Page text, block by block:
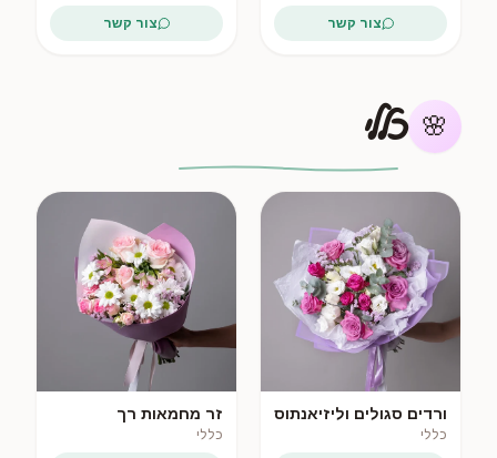
צור קשר צור קשר
🌸 כללי
ורדים סגולים וליזיאנתוס
לבן
כללי
זר מחמאות רך
כללי